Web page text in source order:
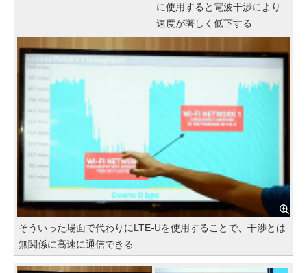
に使用すると電波干渉により
速度が著しく低下する
そういった場面で代わりにLTE-Uを使用することで、干渉とは
無関係に高速に通信できる